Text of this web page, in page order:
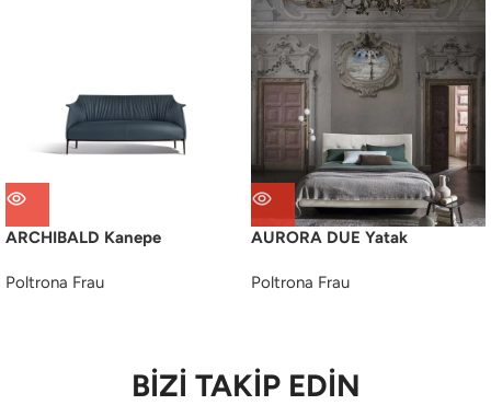
ARCHIBALD Kanepe
Poltrona Frau
AURORA DUE Yatak
Poltrona Frau
BİZİ TAKİP EDİN